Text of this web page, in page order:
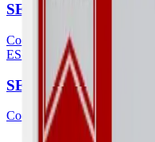
SE-583RY
Cod.
ESL 11.6"
SE-1160R
Cod. 15262